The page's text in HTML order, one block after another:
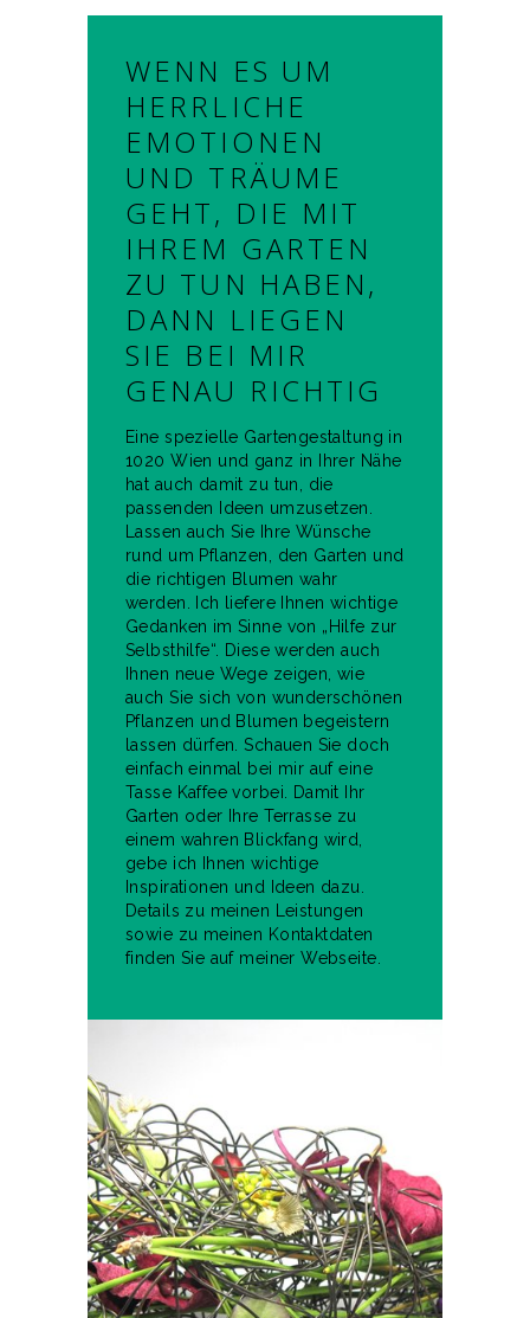
WENN ES UM
HERRLICHE
EMOTIONEN
UND TRÄUME
GEHT, DIE MIT
IHREM GARTEN
ZU TUN HABEN,
DANN LIEGEN
SIE BEI MIR
GENAU RICHTIG
Eine spezielle Gartengestaltung in
1020 Wien und ganz in Ihrer Nähe
hat auch damit zu tun, die
passenden Ideen umzusetzen.
Lassen auch Sie Ihre Wünsche
rund um Pflanzen, den Garten und
die richtigen Blumen wahr
werden. Ich liefere Ihnen wichtige
Gedanken im Sinne von „Hilfe zur
Selbsthilfe“. Diese werden auch
Ihnen neue Wege zeigen, wie
auch Sie sich von wunderschönen
Pflanzen und Blumen begeistern
lassen dürfen. Schauen Sie doch
einfach einmal bei mir auf eine
Tasse Kaffee vorbei. Damit Ihr
Garten oder Ihre Terrasse zu
einem wahren Blickfang wird,
gebe ich Ihnen wichtige
Inspirationen und Ideen dazu.
Details zu meinen Leistungen
sowie zu meinen Kontaktdaten
finden Sie auf meiner Webseite.